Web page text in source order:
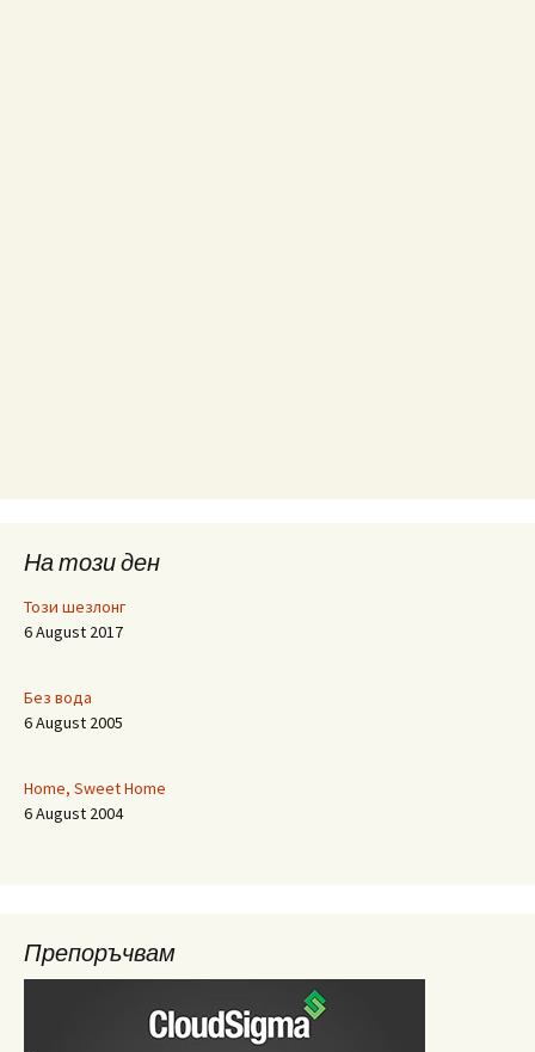
На този ден
Този шезлонг
6 August 2017
Без вода
6 August 2005
Home, Sweet Home
6 August 2004
Препоръчвам